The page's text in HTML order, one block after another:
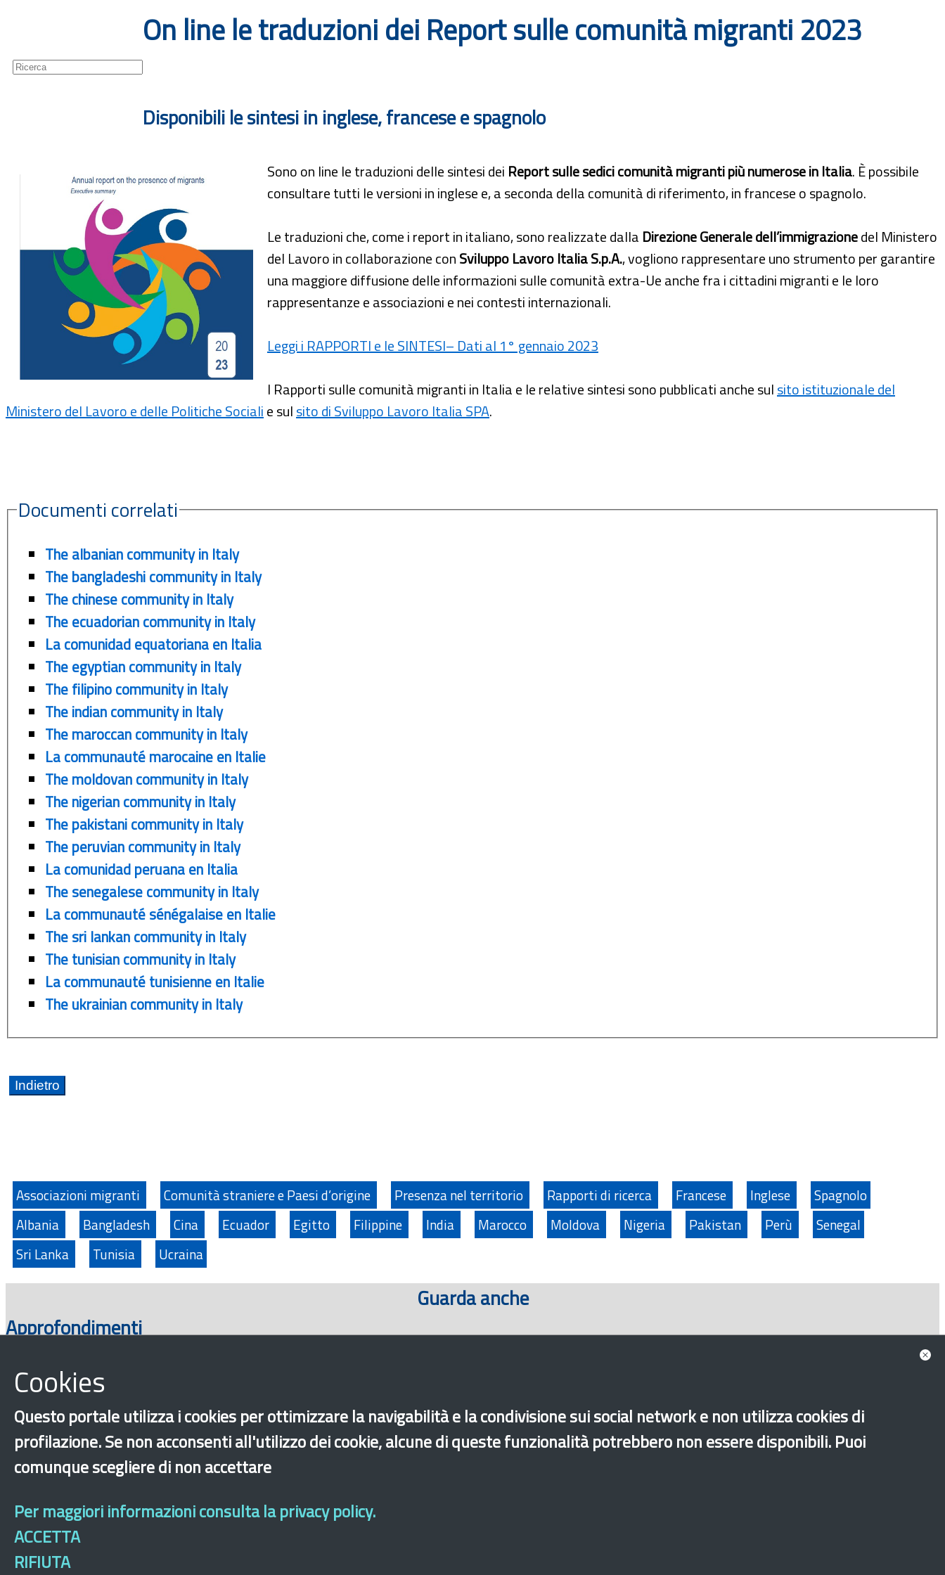
On line le traduzioni dei Report sulle comunità migranti 2023
Disponibili le sintesi in inglese, francese e spagnolo
Sono on line le traduzioni delle sintesi dei Report sulle sedici comunità migranti più numerose in Italia. È possibile
consultare tutti le versioni in inglese e, a seconda della comunità di riferimento, in francese o spagnolo.
Le traduzioni che, come i report in italiano, sono realizzate dalla Direzione Generale dell’immigrazionedel Ministero
del Lavoro in collaborazione conSviluppo Lavoro Italia S.p.A., vogliono rappresentare uno strumento per garantire
una maggiore diffusione delle informazioni sulle comunità extra-Ue anche fra i cittadini migranti e le loro
rappresentanze e associazioni e nei contesti internazionali.
Leggi i RAPPORTI e le SINTESI– Dati al 1° gennaio 2023
I Rapporti sulle comunità migranti in Italia e le relative sintesi sono pubblicati anche sulsito istituzionale del
Ministero del Lavoro e delle Politiche Socialie sulsito di Sviluppo Lavoro Italia SPA.
Documenti correlati
The albanian community in Italy
The bangladeshi community in Italy
The chinese community in Italy
The ecuadorian community in Italy
La comunidad equatoriana en Italia
The egyptian community in Italy
The filipino community in Italy
The indian community in Italy
The maroccan community in Italy
La communauté marocaine en Italie
The moldovan community in Italy
The nigerian community in Italy
The pakistani community in Italy
The peruvian community in Italy
La comunidad peruana en Italia
The senegalese community in Italy
La communauté sénégalaise en Italie
The sri lankan community in Italy
The tunisian community in Italy
La communauté tunisienne en Italie
The ukrainian community in Italy
Associazioni migranti Comunità straniere e Paesi d’origine Presenza nel territorio Rapporti di ricerca Francese Inglese
Spagnolo
Albania
Bangladesh Cina Ecuador Egitto Filippine India Marocco Moldova Nigeria Pakistan Perù
Senegal
Sri Lanka
Tunisia Ucraina
Guarda anche
Approfondimenti
Cookies
Questo portale utilizza i cookies per ottimizzare la navigabilità e la condivisione sui social network e non utilizza cookies di
profilazione. Se non acconsenti all'utilizzo dei cookie, alcune di queste funzionalità potrebbero non essere disponibili. Puoi
comunque scegliere di non accettare
Per maggiori informazioni consulta la privacy policy.
ACCETTA
RIFIUTA